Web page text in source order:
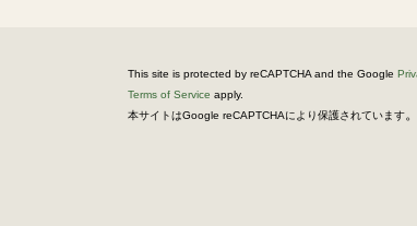
This site is protected by reCAPTCHA and the Google
Terms of Service apply.
本サイトはGoogle reCAPTCHAにより保護されています。